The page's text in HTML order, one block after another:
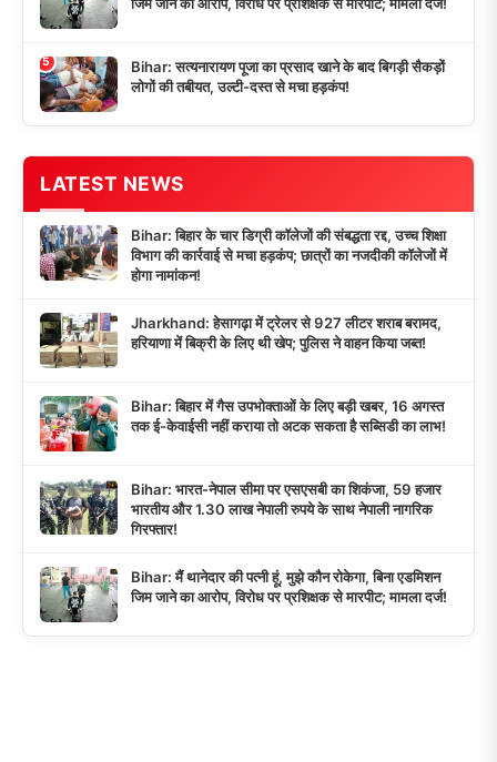
5
Bihar: सत्यनारायण पूजा का प्रसाद खाने के बाद बिगड़ी सैकड़ों
लोगों की तबीयत, उल्टी-दस्त से मचा हड़कंप!
LATEST NEWS
Bihar: बिहार के चार डिग्री कॉलेजों की संबद्धता रद्द, उच्च शिक्षा
विभाग की कार्रवाई से मचा हड़कंप; छात्रों का नजदीकी कॉलेजों में
होगा नामांकन!
Jharkhand: हेसागढ़ा में ट्रेलर से 927 लीटर शराब बरामद,
हरियाणा में बिक्री के लिए थी खेप; पुलिस ने वाहन किया जब्त!
Bihar: बिहार में गैस उपभोक्ताओं के लिए बड़ी खबर, 16 अगस्त
तक ई-केवाईसी नहीं कराया तो अटक सकता है सब्सिडी का लाभ!
Bihar: भारत-नेपाल सीमा पर एसएसबी का शिकंजा, 59 हजार
भारतीय और 1.30 लाख नेपाली रुपये के साथ नेपाली नागरिक
गिरफ्तार!
Bihar: मैं थानेदार की पत्नी हूं, मुझे कौन रोकेगा, बिना एडमिशन
जिम जाने का आरोप, विरोध पर प्रशिक्षक से मारपीट; मामला दर्ज!